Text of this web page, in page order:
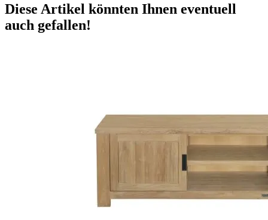
Diese Artikel könnten Ihnen eventuell
auch gefallen!